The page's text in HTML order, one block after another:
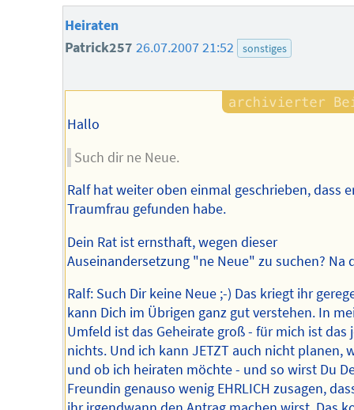
Heiraten
Patrick257 26.07.2007 21:52 sonstiges
Hallo
Such dir ne Neue.
Ralf hat weiter oben einmal geschrieben, dass
Traumfrau gefunden habe.
Dein Rat ist ernsthaft, wegen dieser
Auseinandersetzung "ne Neue" zu suchen? Na
Ralf: Such Dir keine Neue ;-) Das kriegt ihr
kann Dich im Übrigen ganz gut verstehen. In
Umfeld ist das Geheirate groß - für mich ist das
nichts. Und ich kann JETZT auch nicht planen,
und ob ich heiraten möchte - und so wirst Du
Freundin genauso wenig EHRLICH zusagen,